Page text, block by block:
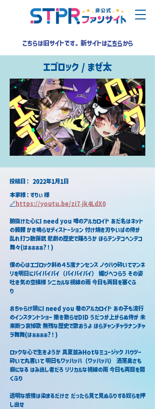
こちらは旧サイトです。新サイトはこちらから
エゴロック / まぜ太
2022年1月1日
​投稿日：
本家様：すりぃ 様
🔗https://youtu.be/zi7-jk4LdX0
腑抜けた心にI need you 噂のアルカロイド あだ名はネット
の髑髏 かき鳴らせディストーション 付け焼き刃やいばの侍が
乱れ打つ散弾銃 悲劇の歴史で踊ろうか ほらテンテコヘンテコ
舞々(はぁぁぁぁ?！)
僕の心はエゴロック斜め４５度ナンセンス ノウハウ砕いてマンネ
リを明日にバイバイバイ（バイバイバイ） 媚びへつらう その姿
吐き気の空模様 シニカルな視線の雨 今日も両目を塞ぐふ
り
おちゃらけ頭にI need you 巷のアルカロイド あの子も流行
のインスタントショー 撒き散らせDID うだつが上がらぬ侍が 未
来断つ哀悼歌 無残な歴史で歌おうよ ほらチャンチャラナンチャ
ラ舞舞(はぁぁぁぁ?！)
ロックな心で生きようか 真夏並みHotなミュージック ハウツー
砕いて丸書いて 明日もワッハッハ（ワッハッハ） 洒落臭さも
癖になる はみ出し者だろ リリカルな視線の雨 今日も両目を開
くふり
透明な感情は染まるだけさ だったら見て見ぬふりする奴らを押
し出せ